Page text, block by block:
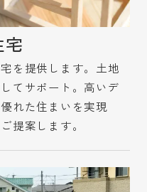
宅
を提供します。土地
てサポート。高いデ
れた住まいを実現
提案します。